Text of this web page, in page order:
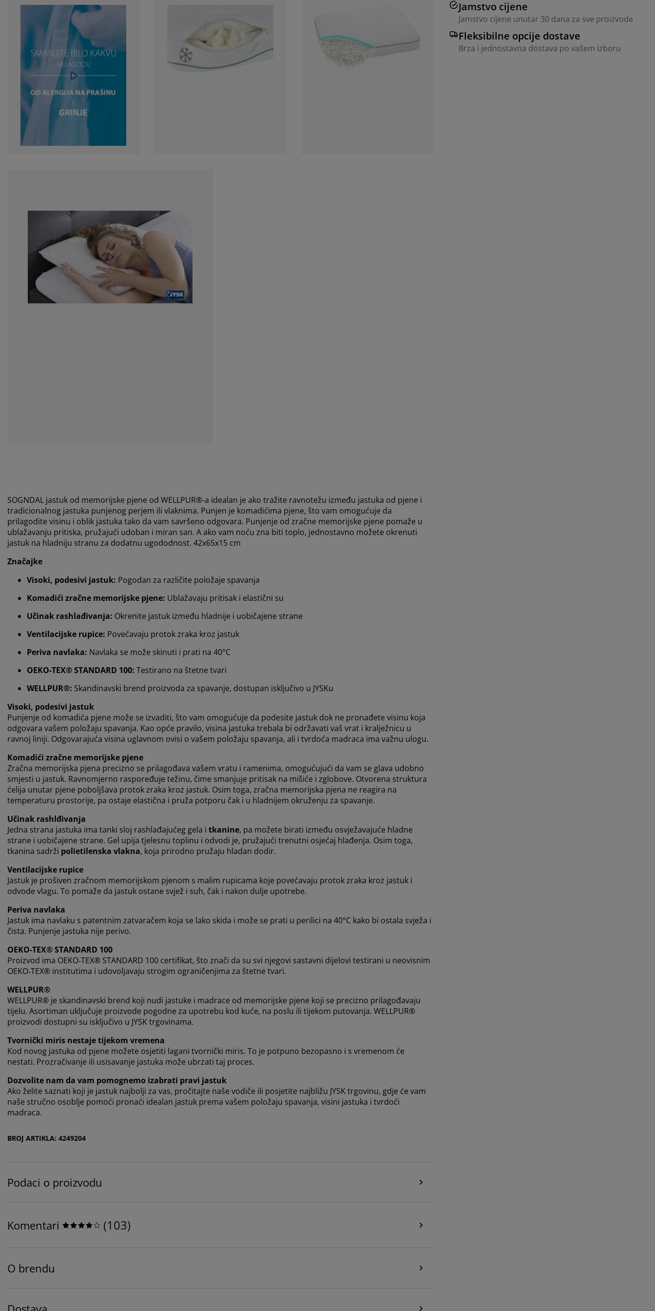
Jamstvo cijene
Jamstvo cijene unutar 30 dana za sve proizvode
Fleksibilne opcije dostave
Brza i jednostavna dostava po vašem izboru
SOGNDAL jastuk od memorijske pjene od WELLPUR®-a idealan je ako tražite ravnotežu između jastuka od pjene i
tradicionalnog jastuka punjenog perjem ili vlaknima. Punjen je komadićima pjene, što vam omogućuje da
prilagodite visinu i oblik jastuka tako da vam savršeno odgovara. Punjenje od zračne memorijske pjene pomaže u
ublažavanju pritiska, pružajući udoban i miran san. A ako vam noću zna biti toplo, jednostavno možete okrenuti
jastuk na hladniju stranu za dodatnu ugododnost. 42x65x15 cm
Značajke
Visoki, podesivi jastuk: Pogodan za različite položaje spavanja
Komadići zračne memorijske pjene: Ublažavaju pritisak i elastični su
Učinak rashlađivanja: Okrenite jastuk između hladnije i uobičajene strane
Ventilacijske rupice: Povećavaju protok zraka kroz jastuk
Periva navlaka: Navlaka se može skinuti i prati na 40°C
OEKO-TEX® STANDARD 100: Testirano na štetne tvari
WELLPUR®: Skandinavski brend proizvoda za spavanje, dostupan isključivo u JYSKu
Visoki, podesivi jastuk
Punjenje od komadića pjene može se izvaditi, što vam omogućuje da podesite jastuk dok ne pronađete visinu koja
odgovara vašem položaju spavanja. Kao opće pravilo, visina jastuka trebala bi održavati vaš vrat i kralježnicu u
ravnoj liniji. Odgovarajuća visina uglavnom ovisi o vašem položaju spavanja, ali i tvrdoća madraca ima važnu ulogu.
Komadići zračne memorijske pjene
Zračna memorijska pjena precizno se prilagođava vašem vratu i ramenima, omogućujući da vam se glava udobno
smjesti u jastuk. Ravnomjerno raspoređuje težinu, čime smanjuje pritisak na mišiće i zglobove. Otvorena struktura
ćelija unutar pjene poboljšava protok zraka kroz jastuk. Osim toga, zračna memorijska pjena ne reagira na
temperaturu prostorije, pa ostaje elastična i pruža potporu čak i u hladnijem okruženju za spavanje.
Učinak rashlđivanja
Jedna strana jastuka ima tanki sloj rashlađajućeg gela i tkanine, pa možete birati između osvježavajuće hladne
strane i uobičajene strane. Gel upija tjelesnu toplinu i odvodi je, pružajući trenutni osjećaj hlađenja. Osim toga,
tkanina sadrži polietilenska vlakna, koja prirodno pružaju hladan dodir.
Ventilacijske rupice
Jastuk je prošiven zračnom memorijskom pjenom s malim rupicama koje povećavaju protok zraka kroz jastuk i
odvode vlagu. To pomaže da jastuk ostane svjež i suh, čak i nakon dulje upotrebe.
Periva navlaka
Jastuk ima navlaku s patentnim zatvaračem koja se lako skida i može se prati u perilici na 40°C kako bi ostala svježa i
čista. Punjenje jastuka nije perivo.
OEKO-TEX® STANDARD 100
Proizvod ima OEKO‑TEX® STANDARD 100 certifikat, što znači da su svi njegovi sastavni dijelovi testirani u neovisnim
OEKO‑TEX® institutima i udovoljavaju strogim ograničenjima za štetne tvari.
WELLPUR®
WELLPUR® je skandinavski brend koji nudi jastuke i madrace od memorijske pjene koji se precizno prilagođavaju
tijelu. Asortiman uključuje proizvode pogodne za upotrebu kod kuće, na poslu ili tijekom putovanja. WELLPUR®
proizvodi dostupni su isključivo u JYSK trgovinama.
Tvornički miris nestaje tijekom vremena
Kod novog jastuka od pjene možete osjetiti lagani tvornički miris. To je potpuno bezopasno i s vremenom će
nestati. Prozračivanje ili usisavanje jastuka može ubrzati taj proces.
Dozvolite nam da vam pomognemo izabrati pravi jastuk
Ako želite saznati koji je jastuk najbolji za vas, pročitajte naše vodiče ili posjetite najbližu JYSK trgovinu, gdje će vam
naše stručno osoblje pomoći pronaći idealan jastuk prema vašem položaju spavanja, visini jastuka i tvrdoći
madraca.
BROJ ARTIKLA: 4249204
Podaci o proizvodu
Komentari (103)
O brendu